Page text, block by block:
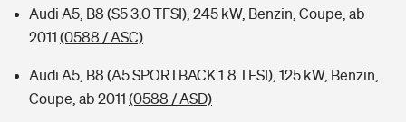
Audi A5, B8 (S5 3.0 TFSI), 245 kW, Benzin, Coupe, ab
2011 (0588 / ASC)
Audi A5, B8 (A5 SPORTBACK 1.8 TFSI), 125 kW, Benzin,
Coupe, ab 2011 (0588 / ASD)